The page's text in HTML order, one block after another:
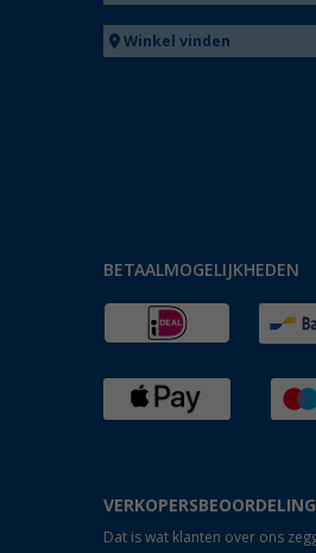
Winkel vinden
BETAALMOGELIJKHEDEN
VERKOPERSBEOORDELING
Dat is wat klanten over ons